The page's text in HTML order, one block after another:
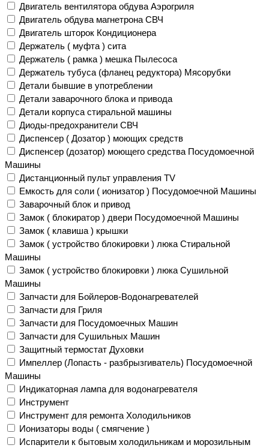
Двигатель вентилятора обдува Аэрогриля
Двигатель обдува магнетрона СВЧ
Двигатель шторок Кондиционера
Держатель ( муфта ) сита
Держатель ( рамка ) мешка Пылесоса
Держатель тубуса (фланец редуктора) Мясорубки
Детали бывшие в употреблении
Детали заварочного блока и привода
Детали корпуса стиральной машины
Диоды-предохранители СВЧ
Диспенсер ( Дозатор ) моющих средств
Диспенсер (дозатор) моющего средства Посудомоечной
Машины
Дистанционный пульт управления TV
Емкость для соли ( ионизатор ) Посудомоечной Машины
Заварочный блок и привод
Замок ( блокиратор ) двери Посудомоечной Машины
Замок ( клавиша ) крышки
Замок ( устройство блокировки ) люка Стиральной
Машины
Замок ( устройство блокировки ) люка Сушильной
Машины
Запчасти для Бойлеров-Водонагревателей
Запчасти для Гриля
Запчасти для Посудомоечных Машин
Запчасти для Сушильных Машин
Защитный термостат Духовки
Импеллер (Лопасть - разбрызгиватель) Посудомоечной
Машины
Индикаторная лампа для водонагревателя
Инструмент
Инструмент для ремонта Холодильников
Ионизаторы воды ( смягчение )
Испарители к бытовым холодильникам и морозильным